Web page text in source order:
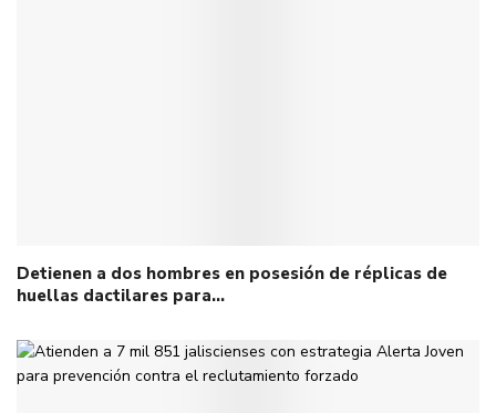
Detienen a dos hombres en posesión de réplicas de
huellas dactilares para…